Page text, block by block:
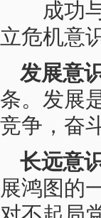
成功
立危机意
发展意
条。发展
竞争，奋
长远意
展鸿图的